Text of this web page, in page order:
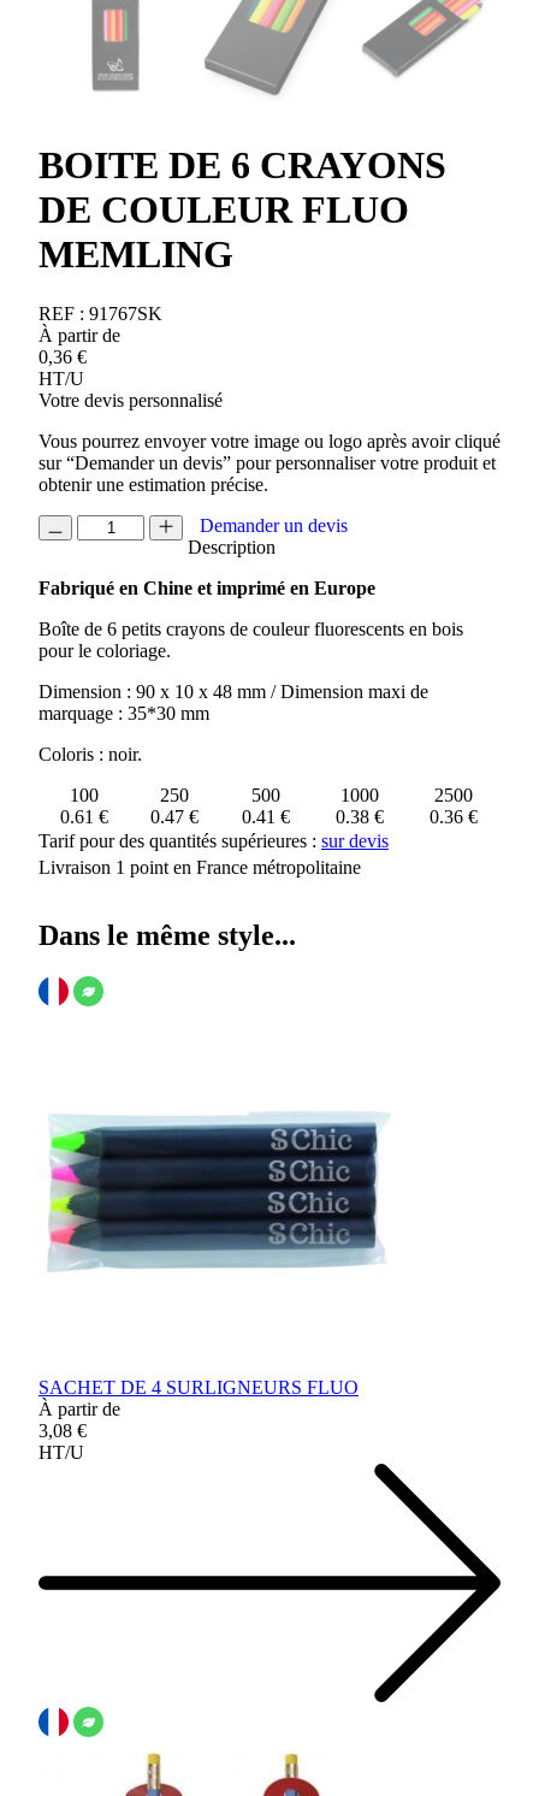
BOITE DE 6 CRAYONS
DE COULEUR FLUO
MEMLING
REF : 91767SK
À partir de
0,36 €
HT/U
Votre devis personnalisé
Vous pourrez envoyer votre image ou logo après avoir cliqué
sur “Demander un devis” pour personnaliser votre produit et
obtenir une estimation précise.
quantité
de
DE
CRAYONS
DE
FLUO
MEMLING
Demander un devis
Description
Fabriqué en Chine et imprimé en Europe
Boîte de 6 petits crayons de couleur fluorescents en bois
pour le coloriage.
Dimension : 90 x 10 x 48 mm / Dimension maxi de
marquage : 35*30 mm
Coloris : noir.
100
250 500 1000
2500
0.61 €
0.47 € 0.41 € 0.38 €
0.36 €
Tarif pour des quantités supérieures : sur devis
Livraison 1 point en France métropolitaine
Dans le même style...
SACHET DE 4 SURLIGNEURS FLUO
À partir de
3,08 €
HT/U